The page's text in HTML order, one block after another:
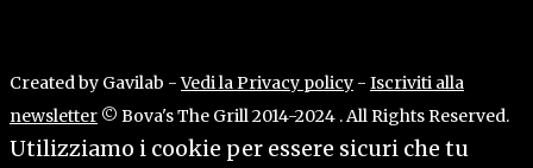
Created by Gavilab -Vedi la Privacy policy - Iscriviti alla
newsletter © Bova's The Grill 2014-2024 . All Rights Reserved.
Utilizziamo i cookie per essere sicuri che tu